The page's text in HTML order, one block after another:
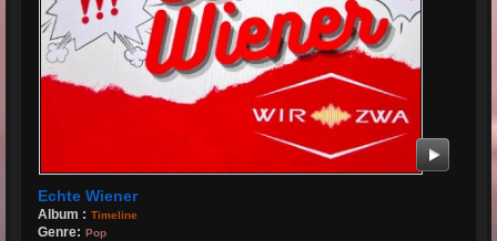
Echte Wiener
Album : Timeline
Genre: Pop